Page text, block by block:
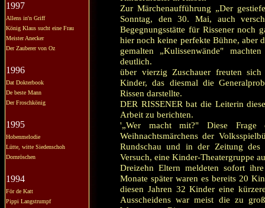
1997
Allens in'n Griff
König Klaus sucht eine Frau
Meister Anecker
Der Zauberer von Oz
1996
Dat Dokterbook
De beste Mann
Der Froschkönig
1995
Hobenmelodie
Lütte, witte Siedenschoh
Dornröschen
1994
För de Katt
Pippi Langstrumpf
Zur Märchenaufführung „Der
Sonntag, den 30. Mai, auch
Begegnungsstätte für Rissener noch
hier noch keine perfekte Bühne, aber
gemalten „Kulissenwände"
deutlich.
über vierzig Zuschauer freuten
Kinder, das diesmal die
Rissen darstellte.
DER RISSENER bat die Leiterin
Arbeit zu berichten.
'„Wer macht mit?" Diese Frage
Weihnachtsmärchens der
Rundschau und in der Zeitung des
Versuch, eine Kinder-Theatergruppe
Dreizehn Eltern meldeten sofort
Monate später waren es bereits 20
diesen Jahren 32 Kinder eine
Ausscheidens war meist die zu